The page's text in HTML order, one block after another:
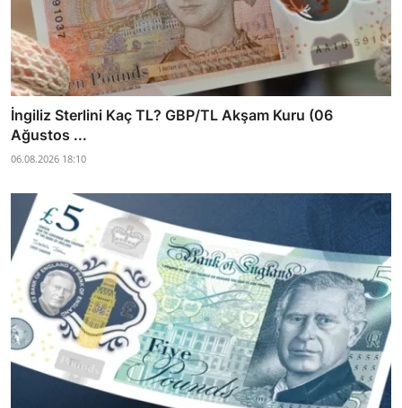
İngiliz Sterlini Kaç TL? GBP/TL Akşam Kuru (06
Ağustos ...
06.08.2026 18:10